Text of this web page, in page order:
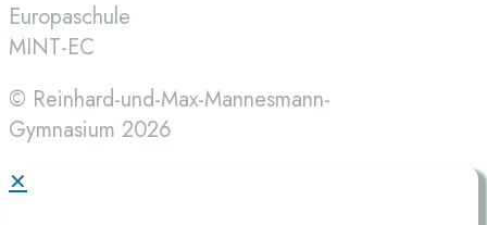
Europaschule
MINT-EC
© Reinhard-und-Max-Mannesmann-
Gymnasium 2026
✕